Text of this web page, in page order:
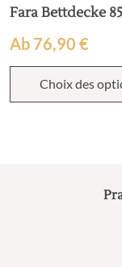
Fara Bettdecke
Ab 76,90 €
Choix des